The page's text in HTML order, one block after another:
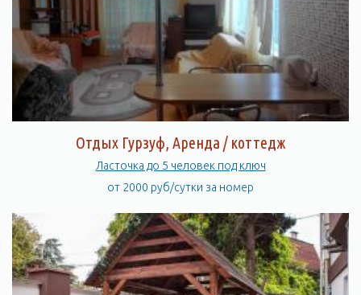
Отдых Гурзуф, Аренда / коттедж
Ласточка до 5 человек под ключ
от 2000 руб/сутки за номер